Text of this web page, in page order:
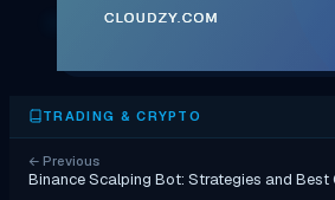
TRADING & CRYPTO
← Previous
Binance Scalping Bot: Strategies and